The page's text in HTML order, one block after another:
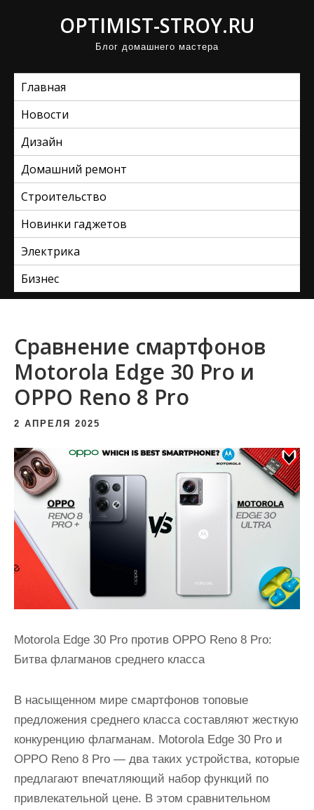
OPTIMIST-STROY.RU
Блог домашнего мастера
Главная
Новости
Дизайн
Домашний ремонт
Строительство
Новинки гаджетов
Электрика
Бизнес
Сравнение смартфонов
Motorola Edge 30 Pro и
OPPO Reno 8 Pro
2 АПРЕЛЯ 2025
Motorola Edge 30 Pro против OPPO Reno 8 Pro:
Битва флагманов среднего класса
В насыщенном мире смартфонов топовые
предложения среднего класса составляют жесткую
конкуренцию флагманам. Motorola Edge 30 Pro и
OPPO Reno 8 Pro — два таких устройства, которые
предлагают впечатляющий набор функций по
привлекательной цене. В этом сравнительном